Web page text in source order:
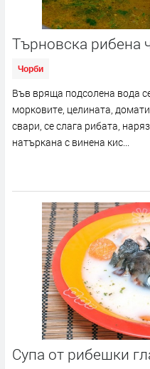
Търновска рибена
Чорби
Във вряща подсолена вода
морковите, целината,
свари, се слага рибата,
натъркана с винена кис...
Супа от рибешки